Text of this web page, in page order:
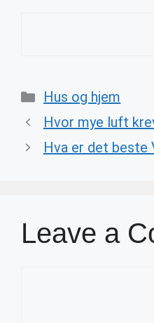
Categories
Hus og hjem
Hvor mye luft
Hva er det beste
Leave a